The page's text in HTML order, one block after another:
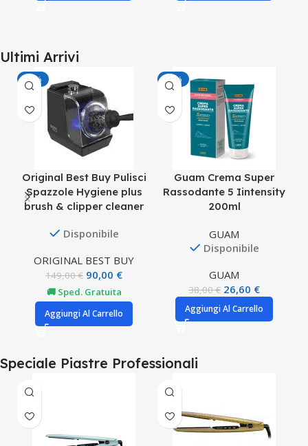
Ultimi Arrivi
-40%
Original Best Buy Pulisci
Spazzole Hygiene plus
brush & clipper cleaner
Disponibile
ORIGINAL BEST BUY
149,00 90,00 €
🚚 Sped. Gratuita
Aggiungi Al Carrello
-30%
Guam Crema Super
Rassodante 5 Iintensity
200ml
GUAM
Disponibile
GUAM
38,00€ 26,60€
Aggiungi Al Carrello
Speciale Piastre Professionali